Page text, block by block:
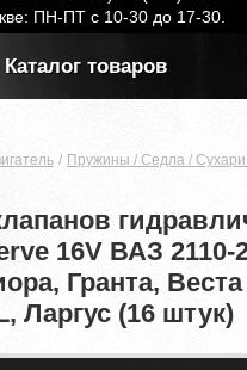
ПН-ПТ с 10-30 до 17-30.
Каталог товаров
Пружины / Cедла / Сухари
16V ВАЗ 2110-
Гранта, Веста
Ларгус (16 штук)